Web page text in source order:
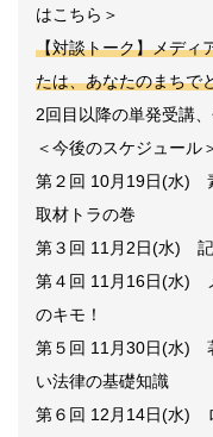
はこちら＞
【対談トーク】メディ
たは、あなたのまちで
2回目以降の単発受講
＜今後のスケジュール
第２回 10月19日(水)
取材トラの巻
第３回 11月2日(水)
第４回 11月16日(水)
のキモ！
第５回 11月30日(水)
い法律の基礎知識
第６回 12月14日(水)